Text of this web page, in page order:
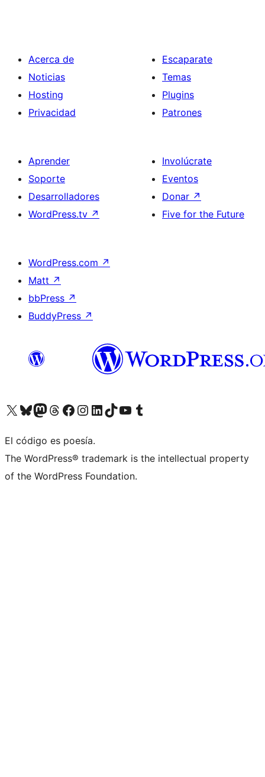
Acerca de
Noticias
Hosting
Privacidad
Escaparate
Temas
Plugins
Patrones
Aprender
Soporte
Desarrolladores
WordPress.tv ↗
Involúcrate
Eventos
Donar ↗
Five for the Future
WordPress.com ↗
Matt ↗
bbPress ↗
BuddyPress ↗
Visita nuestra cuenta de X (anteriormente Twitter)
Visita nuestra cuenta de Bluesky
Visita nuestra cuenta de Mastodon
Visita nuestra cuenta de Threads
Visita nuestra página de Facebook
Visita nuestra cuenta de Instagram
Visita nuestra cuenta de LinkedIn
Visita nuestra cuenta de TikTok
Visita nuestro canal de YouTube
Visita nuestra cuenta de Tumblr
El código es poesía.
The WordPress® trademark is the intellectual property
of the WordPress Foundation.